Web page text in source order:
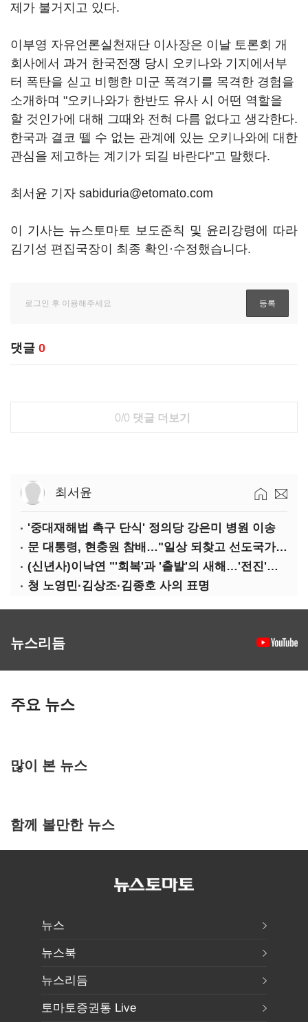
제가 불거지고 있다.
이부영 자유언론실천재단 이사장은 이날 토론회 개
회사에서 과거 한국전쟁 당시 오키나와 기지에서부
터 폭탄을 싣고 비행한 미군 폭격기를 목격한 경험을
소개하며 "오키나와가 한반도 유사 시 어떤 역할을
할 것인가에 대해 그때와 전혀 다름 없다고 생각한다.
한국과 결코 뗄 수 없는 관계에 있는 오키나와에 대한
관심을 제고하는 계기가 되길 바란다"고 말했다.
최서윤 기자 sabiduria@etomato.com
이 기사는 뉴스토마토 보도준칙 및 윤리강령에 따라
김기성 편집국장이 최종 확인·수정했습니다.
댓글 0
0/0 댓글 더보기
최서윤
'중대재해법 촉구 단식' 정의당 강은미 병원 이송
문 대통령, 현충원 참배…"일상 되찾고 선도국가 도약"
(신년사)이낙연 "'회복'과 '출발'의 새해…'전진'과 '통합' 구현할 것"
청 노영민·김상조·김종호 사의 표명
뉴스리듬
주요 뉴스
많이 본 뉴스
함께 볼만한 뉴스
뉴스
뉴스북
뉴스리듬
토마토증권통 Live